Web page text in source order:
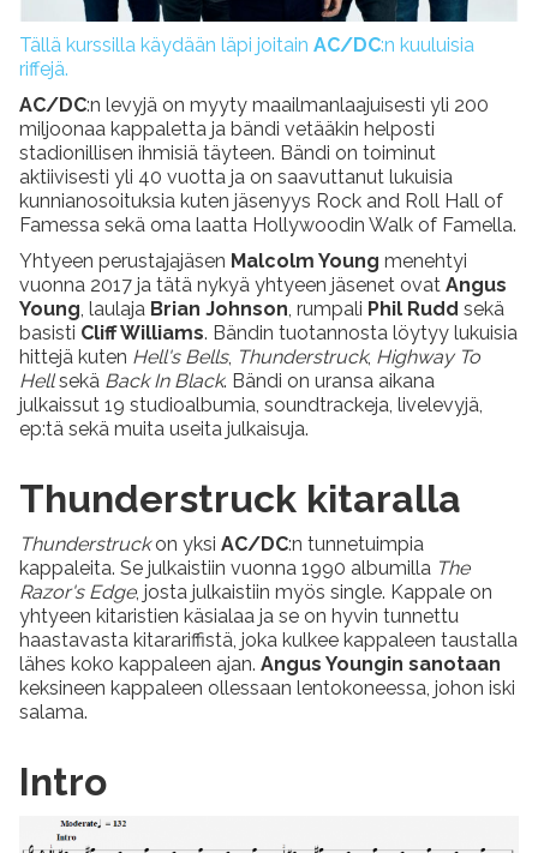
Tällä kurssilla käydään läpi joitain AC/DC:n kuuluisia
riffejä.
AC/DC:n levyjä on myyty maailmanlaajuisesti yli 200
miljoonaa kappaletta ja bändi vetääkin helposti
stadionillisen ihmisiä täyteen. Bändi on toiminut
aktiivisesti yli 40 vuotta ja on saavuttanut lukuisia
kunnianosoituksia kuten jäsenyys Rock and Roll Hall of
Famessa sekä oma laatta Hollywoodin Walk of Famella.
Yhtyeen perustajajäsen Malcolm Young menehtyi
vuonna 2017 ja tätä nykyä yhtyeen jäsenet ovat Angus
Young, laulaja Brian Johnson, rumpali Phil Rudd sekä
basisti Cliff Williams. Bändin tuotannosta löytyy lukuisia
hittejä kuten Hell's Bells, Thunderstruck, Highway To
Hellsekä Back In Black. Bändi on uransa aikana
julkaissut 19 studioalbumia, soundtrackeja, livelevyjä,
ep:tä sekä muita useita julkaisuja.
Thunderstruck kitaralla
Thunderstruckon yksi AC/DC:n tunnetuimpia
kappaleita. Se julkaistiin vuonna 1990 albumilla The
Razor's Edge, josta julkaistiin myös single. Kappale on
yhtyeen kitaristien käsialaa ja se on hyvin tunnettu
haastavasta kitarariffistä, joka kulkee kappaleen taustalla
lähes koko kappaleen ajan. Angus Youngin sanotaan
keksineen kappaleen ollessaan lentokoneessa, johon iski
salama.
Intro